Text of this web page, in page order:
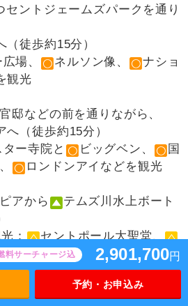
料サーチャージ込 2,901,700円
予約・お申込み
ントジェームズパークを通り
（徒歩約15分）
場、 ネルソン像、
ナショ
観光
邸などの前を通りながら、
（徒歩約15分）
ー寺院と ビッグベン、
国
ロンドンアイなどを観光
アから
テムズ川水上ボート
：
セントポール大聖堂、
ニアムブリッジ、
シェイク
ロンドン橋、
戦艦ベルファ